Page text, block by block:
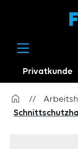
Privatkunde
Händler
//